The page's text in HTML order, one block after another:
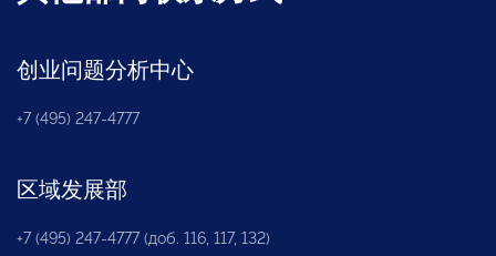
创业问题分析中心
+7 (495) 247-4777
区域发展部
+7 (495) 247-4777 (доб. 116, 117, 132)